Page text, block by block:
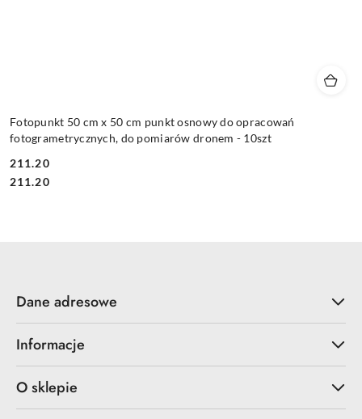
Fotopunkt 50 cm x 50 cm punkt osnowy do opracowań
fotogrametrycznych, do pomiarów dronem - 10szt
Cena:
211.20
Cena:
211.20
Dane adresowe
Informacje
O sklepie